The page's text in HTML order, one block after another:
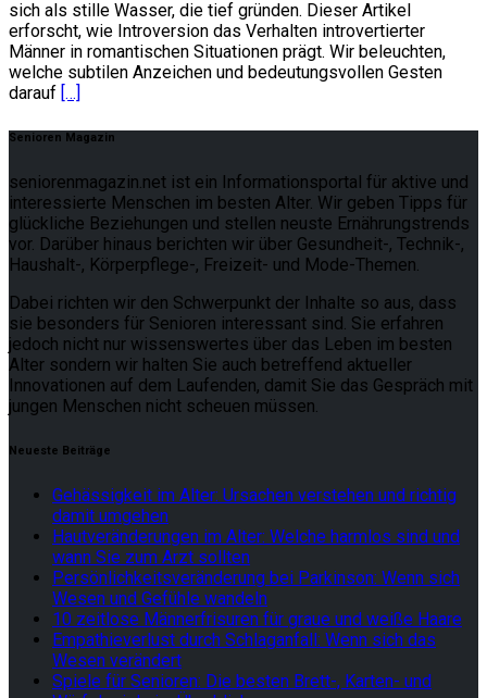
sich als stille Wasser, die tief gründen. Dieser Artikel
erforscht, wie Introversion das Verhalten introvertierter
Männer in romantischen Situationen prägt. Wir beleuchten,
welche subtilen Anzeichen und bedeutungsvollen Gesten
darauf […]
Senioren Magazin
seniorenmagazin.net ist ein Informationsportal für aktive und
interessierte Menschen im besten Alter. Wir geben Tipps für
glückliche Beziehungen und stellen neuste Ernährungstrends
vor. Darüber hinaus berichten wir über Gesundheit-, Technik-,
Haushalt-, Körperpflege-, Freizeit- und Mode-Themen.
Dabei richten wir den Schwerpunkt der Inhalte so aus, dass
sie besonders für Senioren interessant sind. Sie erfahren
jedoch nicht nur wissenswertes über das Leben im besten
Alter sondern wir halten Sie auch betreffend aktueller
Innovationen auf dem Laufenden, damit Sie das Gespräch mit
jungen Menschen nicht scheuen müssen.
Neueste Beiträge
Gehässigkeit im Alter: Ursachen verstehen und richtig
damit umgehen
Hautveränderungen im Alter: Welche harmlos sind und
wann Sie zum Arzt sollten
Persönlichkeitsveränderung bei Parkinson: Wenn sich
Wesen und Gefühle wandeln
10 zeitlose Männerfrisuren für graue und weiße Haare
Empathieverlust durch Schlaganfall: Wenn sich das
Wesen verändert
Spiele für Senioren: Die besten Brett-, Karten- und